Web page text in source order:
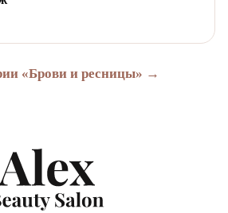
«Брови и ресницы» →